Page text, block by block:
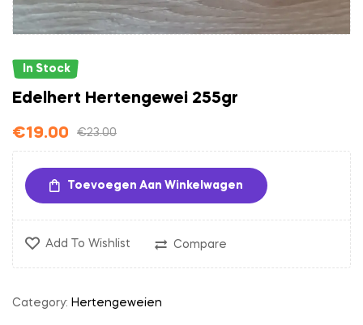
In Stock
Edelhert Hertengewei 255gr
€23.00
€19.00
Toevoegen Aan Winkelwagen
Add To Wishlist Compare
Category: Hertengeweien